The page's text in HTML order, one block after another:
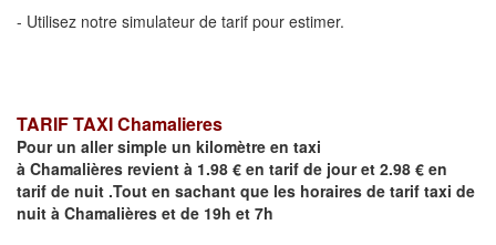
- Utilisez notre simulateur de tarif pour estimer.
TARIF TAXI Chamalieres
Pour un aller simple un kilomètre en taxi
à Chamalières revient à 1.98 € en tarif de jour et 2.98 € en
tarif de nuit .Tout en sachant que les horaires de tarif taxi de
nuit à Chamalières et de 19h et 7h